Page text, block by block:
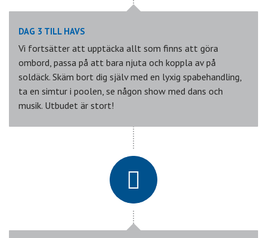
DAG 3 TILL HAVS
Vi fortsätter att upptäcka allt som finns att göra
ombord, passa på att bara njuta och koppla av på
soldäck. Skäm bort dig själv med en lyxig spabehandling,
ta en simtur i poolen, se någon show med dans och
musik. Utbudet är stort!